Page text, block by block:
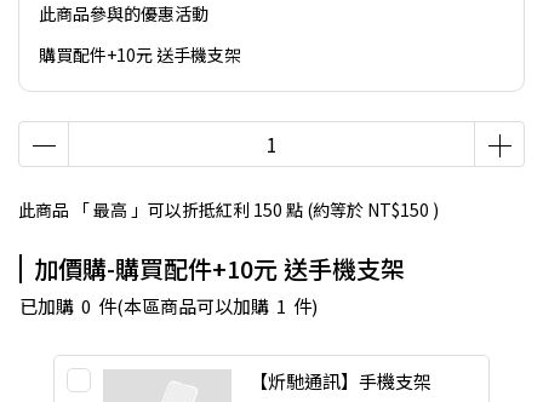
此商品參與的優惠活動
購買配件+10元 送手機支架
此商品 「 最高 」可以折抵紅利 150 點 (約等於 NT$150 )
加價購-購買配件+10元 送手機支架
已加購 0 件(本區商品可以加購 1 件)
【炘馳通訊】手機支架